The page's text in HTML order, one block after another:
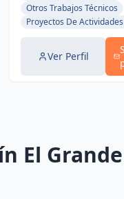
Andalucía.
Otros Trabajos Técnicos
Proyectos De Actividades
Ver Perfil
El Grande